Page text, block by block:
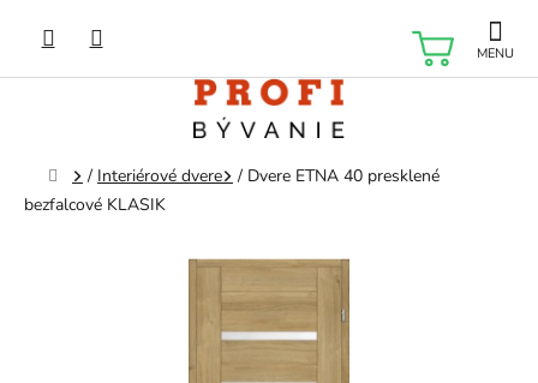
obsah
Domov
/ Interiérové dvere / Dvere ETNA 40 presklené
bezfalcové KLASIK